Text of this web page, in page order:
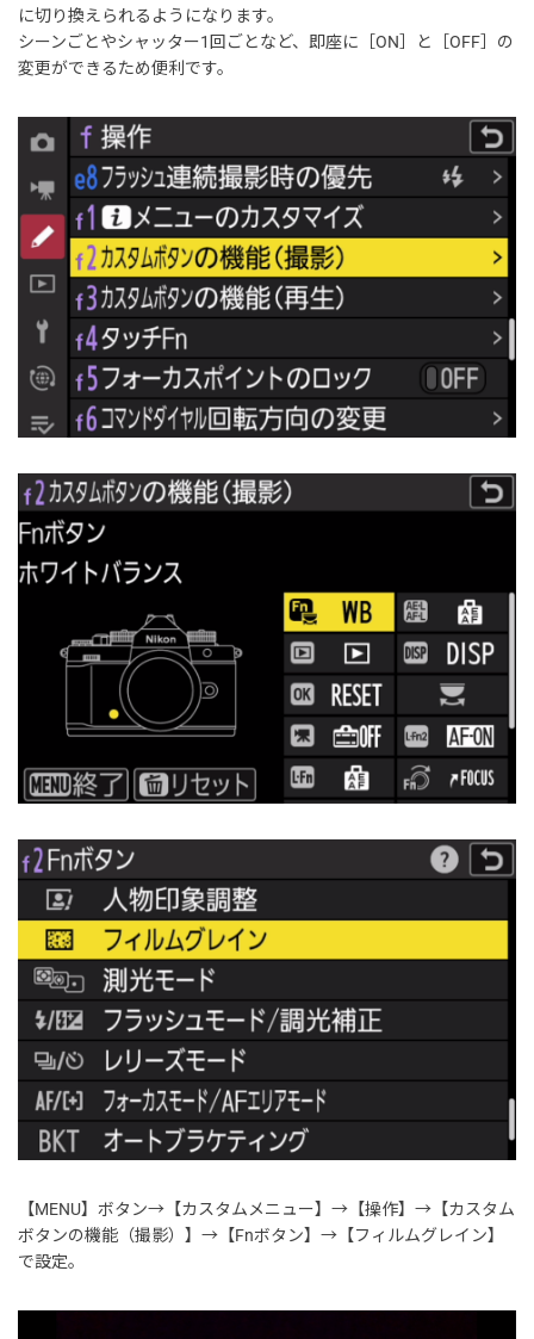
に切り換えられるようになります。
シーンごとやシャッター1回ごとなど、即座に［ON］と［OFF］の
変更ができるため便利です。
【MENU】ボタン→【カスタムメニュー】→【操作】→【カスタム
ボタンの機能（撮影）】→【Fnボタン】→【フィルムグレイン】
で設定。